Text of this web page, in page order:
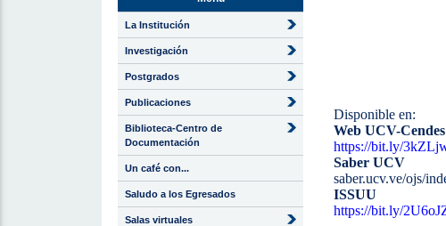
La Institución
Investigación
Postgrados
Publicaciones
Biblioteca-Centro de
Documentación
Un café con...
Saludo a los Egresados
Salas virtuales
Disponible en:
Web UCV-Cendes
https://bit.ly/
Saber UCV
saber.ucv.ve/ojs/
ISSUU
https://bit.ly/